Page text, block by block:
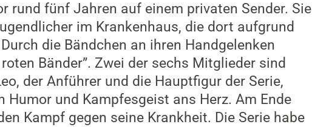
rund fünf Jahren auf einem privaten Sender. Sie
im Krankenhaus, die dort aufgrund
die Bändchen an ihren Handgelenken
Bänder”. Zwei der sechs Mitglieder sind
der Anführer und die Hauptfigur der Serie,
und Kampfesgeist ans Herz. Am Ende
Kampf gegen seine Krankheit. Die Serie habe